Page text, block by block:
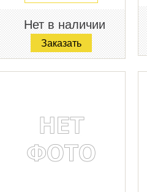
Нет в наличии
Заказать